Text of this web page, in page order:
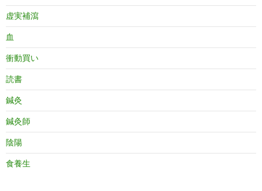
虚実補瀉
血
衝動買い
読書
鍼灸
鍼灸師
陰陽
食養生